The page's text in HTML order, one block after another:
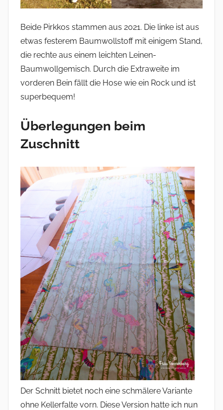
Beide Pirkkos stammen aus 2021. Die linke ist aus
etwas festerem Baumwollstoff mit einigem Stand,
die rechte aus einem leichten Leinen-
Baumwollgemisch. Durch die Extraweite im
vorderen Bein fällt die Hose wie ein Rock und ist
superbequem!
Überlegungen beim
Zuschnitt
Der Schnitt bietet noch eine schmälere Variante
ohne Kellerfalte vorn. Diese Version hatte ich nun